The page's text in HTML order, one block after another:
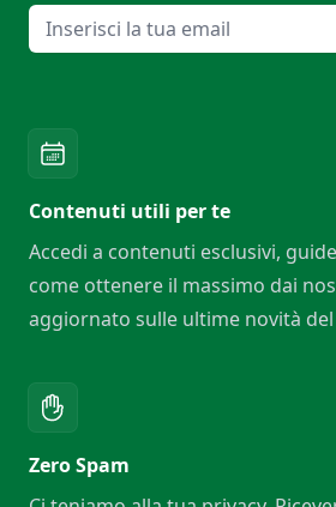
Email
Contenuti utili per te
Accedi a contenuti esclusivi,
come ottenere il massimo dai
aggiornato sulle ultime novità
Zero Spam